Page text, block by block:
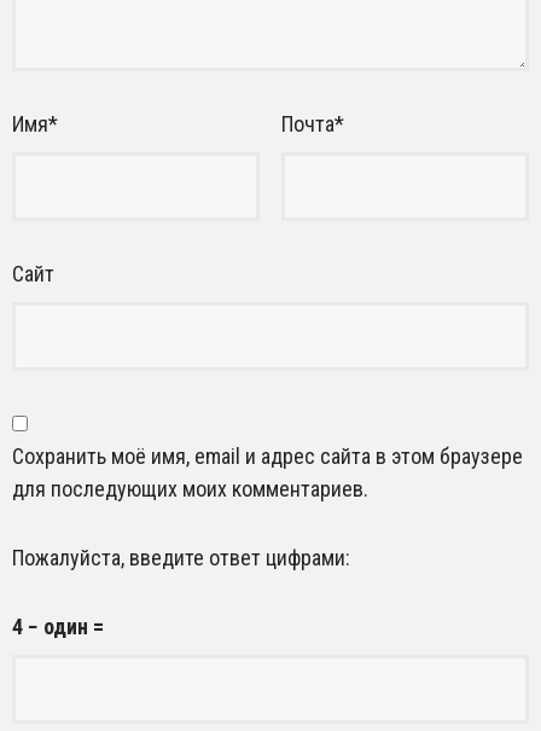
Имя* Почта*
Сайт
Сохранить моё имя, email и адрес сайта в этом браузере
для последующих моих комментариев.
Пожалуйста, введите ответ цифрами:
4 − один =